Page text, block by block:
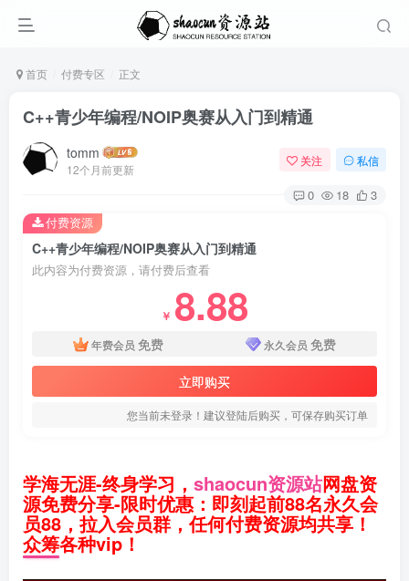
首页 付费专区 正文
C++青少年编程/NOIP奥赛从入门到精通
tomm
12个月前更新
关注 私信
0 18 3
C++青少年编程/NOIP奥赛从入门到精通
此内容为付费资源，请付费后查看
￥ 8.88
年费会员 免费 永久会员 免费
立即购买
您当前未登录！建议登陆后购买，可保存购买订单
付费资源
学海无涯-终身学习， shaocun资源站网盘资
源免费分享-限时优惠：即刻起前88名永久会
员88，拉入会员群，任何付费资源均共享！
众筹各种vip！